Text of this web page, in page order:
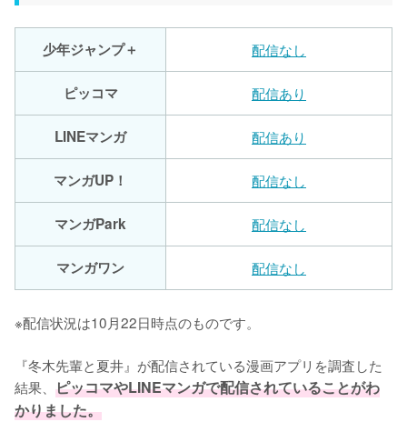
少年ジャンプ＋ 配信なし
ピッコマ 配信あり
LINEマンガ 配信あり
マンガUP！ 配信なし
マンガPark 配信なし
マンガワン 配信なし
※配信状況は10月22日時点のものです。
『冬木先輩と夏井』が配信されている漫画アプリを調査した
結果、 ピッコマやLINEマンガで配信されていることがわ
かりました。